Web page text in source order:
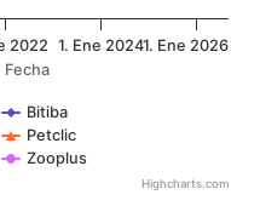
Fecha
Bitiba
Petclic
Zooplus
2022 1. Ene 20241. Ene 2026
Highcharts.com